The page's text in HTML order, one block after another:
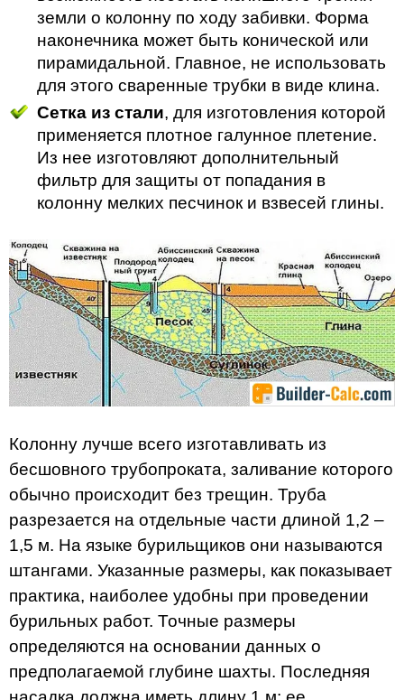
земли о колонну по ходу забивки. Форма
наконечника может быть конической или
пирамидальной. Главное, не использовать
для этого сваренные трубки в виде клина.
Сетка из стали, для изготовления которой
применяется плотное галунное плетение.
Из нее изготовляют дополнительный
фильтр для защиты от попадания в
колонну мелких песчинок и взвесей глины.
Колонну лучше всего изготавливать из
бесшовного трубопроката, заливание которого
обычно происходит без трещин. Труба
разрезается на отдельные части длиной 1,2 –
1,5 м. На языке бурильщиков они называются
штангами. Указанные размеры, как показывает
практика, наиболее удобны при проведении
бурильных работ. Точные размеры
определяются на основании данных о
предполагаемой глубине шахты. Последняя